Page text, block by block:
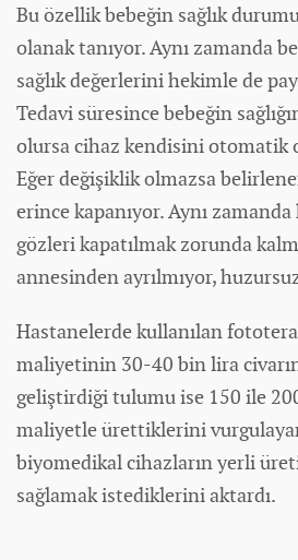
Bu özellik bebeğin sağlık
olanak tanıyor. Aynı zamanda
sağlık değerlerini hekimle de
Tedavi süresince bebeğin
olursa cihaz kendisini otomatik
Eğer değişiklik olmazsa
erince kapanıyor. Aynı
gözleri kapatılmak zorunda
annesinden ayrılmıyor,
Hastanelerde kullanılan
maliyetinin 30-40 bin lira
geliştirdiği tulumu ise 150 ile
maliyetle ürettiklerini
biyomedikal cihazların yerli
sağlamak istediklerini aktardı.